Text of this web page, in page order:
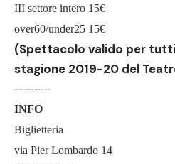
III settore intero 15€
over60/under25 15€
(Spettacolo valido per
stagione 2019-20 del
———-
INFO
Biglietteria
via Pier Lombardo 14